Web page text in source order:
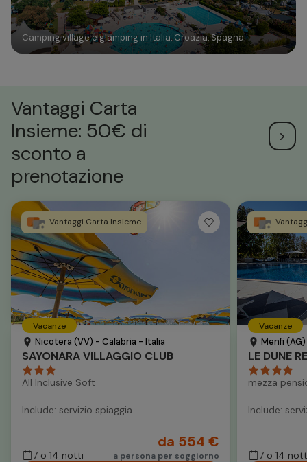
Camping village e glamping in Italia, Croazia, Spagna
Vantaggi Carta
Insieme: 50€ di
sconto a
prenotazione
Vantaggi Carta Insieme
Vacanze
Nicotera (VV) - Calabria - Italia
SAYONARA VILLAGGIO CLUB
All Inclusive Soft
Include: servizio spiaggia
7 o 14 notti
da 554 €
a persona per soggiorno
Vacanze
Menfi
LE DUNE
mezza
Include:
7 o 14